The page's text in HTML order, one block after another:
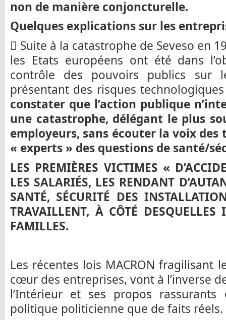
non de manière conjoncturelle.
Quelques explications sur les
 Suite à la catastrophe de Seveso en
les Etats européens ont été dans
contrôle des pouvoirs publics sur
présentant des risques
constater que l’action publique
une catastrophe, délégant le plus
employeurs, sans écouter la voix
« experts » des questions de santé/
LES PREMIÈRES VICTIMES «
LES SALARIÉS, LES RENDANT
SANTÉ, SÉCURITÉ DES
TRAVAILLENT, À CÔTÉ DESQUELLES
FAMILLES.
Les récentes lois MACRON fragilisant
cœur des entreprises, vont à l’inverse
l’Intérieur et ses propos
politique politicienne que de faits réels.